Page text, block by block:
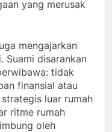
yang merusak
mengajarkan
Suami disarankan
tidak
finansial atau
luar rumah
ritme rumah
oleh